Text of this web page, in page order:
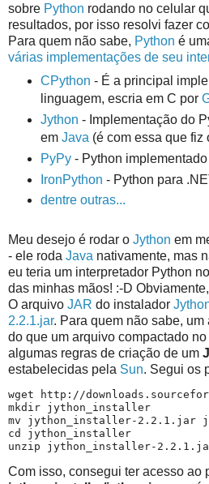
sobre Python rodando no celular
resultados, por isso resolvi fazer
Para quem não sabe, Python é
várias implementações de seu
CPython - É a principal
linguagem, escria em C por
Jython - Implementação do
em Java (é com essa que fiz
PyPy- Python implementado
IronPython - Python para
dentre outras...
Meu desejo é rodar o Jython em
- ele roda Java nativamente, mas
eu teria um interpretador Python
das minhas mãos! :-D Obviamente,
O arquivo JAR do instalador
2.2.1.jar. Para quem não sabe, um
do que um arquivo compactado no
algumas regras de criação de um
estabelecidas pela Sun. Segui os
wget http://
mkdir jython_installer
mv jython_installer-2.2.1.jar
cd jython_installer
Com isso, consegui ter acesso ao